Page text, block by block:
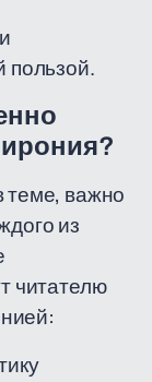
пользой.
теме, важно
из
читателю